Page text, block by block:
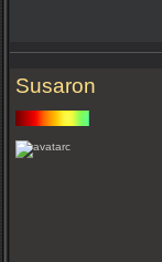
Susaron